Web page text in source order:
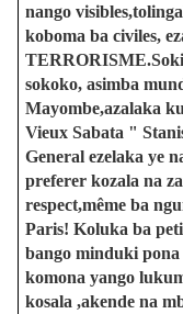
nango
koboma ba civiles,
sokoko, asimba
Mayombe,azalaka
Vieux Sabata "
General ezelaka ye
preferer kozala na
respect,même ba
Paris! Koluka ba
bango minduki pona
komona yango
kosala ,akende na